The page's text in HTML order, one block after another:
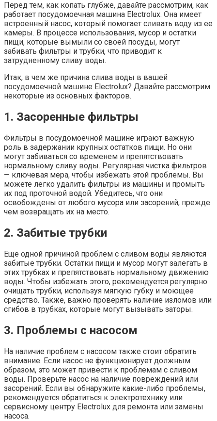
Перед тем, как копать глубже, давайте рассмотрим, как
работает посудомоечная машина Electrolux. Она имеет
встроенный насос, который помогает сливать воду из ее
камеры. В процессе использования, мусор и остатки
пищи, которые вымыли со своей посуды, могут
забивать фильтры и трубки, что приводит к
затрудненному сливу воды.
Итак, в чем же причина слива воды в вашей
посудомоечной машине Electrolux? Давайте рассмотрим
некоторые из основных факторов.
1. Засоренные фильтры
Фильтры в посудомоечной машине играют важную
роль в задержании крупных остатков пищи. Но они
могут забиваться со временем и препятствовать
нормальному сливу воды. Регулярная чистка фильтров
— ключевая мера, чтобы избежать этой проблемы. Вы
можете легко удалить фильтры из машины и промыть
их под проточной водой. Убедитесь, что они
освобождены от любого мусора или засорений, прежде
чем возвращать их на место.
2. Забитые трубки
Еще одной причиной проблем с сливом воды являются
забитые трубки. Остатки пищи и мусор могут залегать в
этих трубках и препятствовать нормальному движению
воды. Чтобы избежать этого, рекомендуется регулярно
очищать трубки, используя мягкую губку и моющее
средство. Также, важно проверять наличие изломов или
сгибов в трубках, которые могут вызывать заторы.
3. Проблемы с насосом
На наличие проблем с насосом также стоит обратить
внимание. Если насос не функционирует должным
образом, это может привести к проблемам с сливом
воды. Проверьте насос на наличие повреждений или
засорений. Если вы обнаружите какие-либо проблемы,
рекомендуется обратиться к электротехнику или
сервисному центру Electrolux для ремонта или замены
насоса.